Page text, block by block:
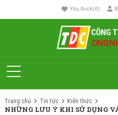
Yêu thích(0)
Trang chủ Tin tức Kiến thức
NHỮNG LƯU Ý KHI SỬ DỤNG